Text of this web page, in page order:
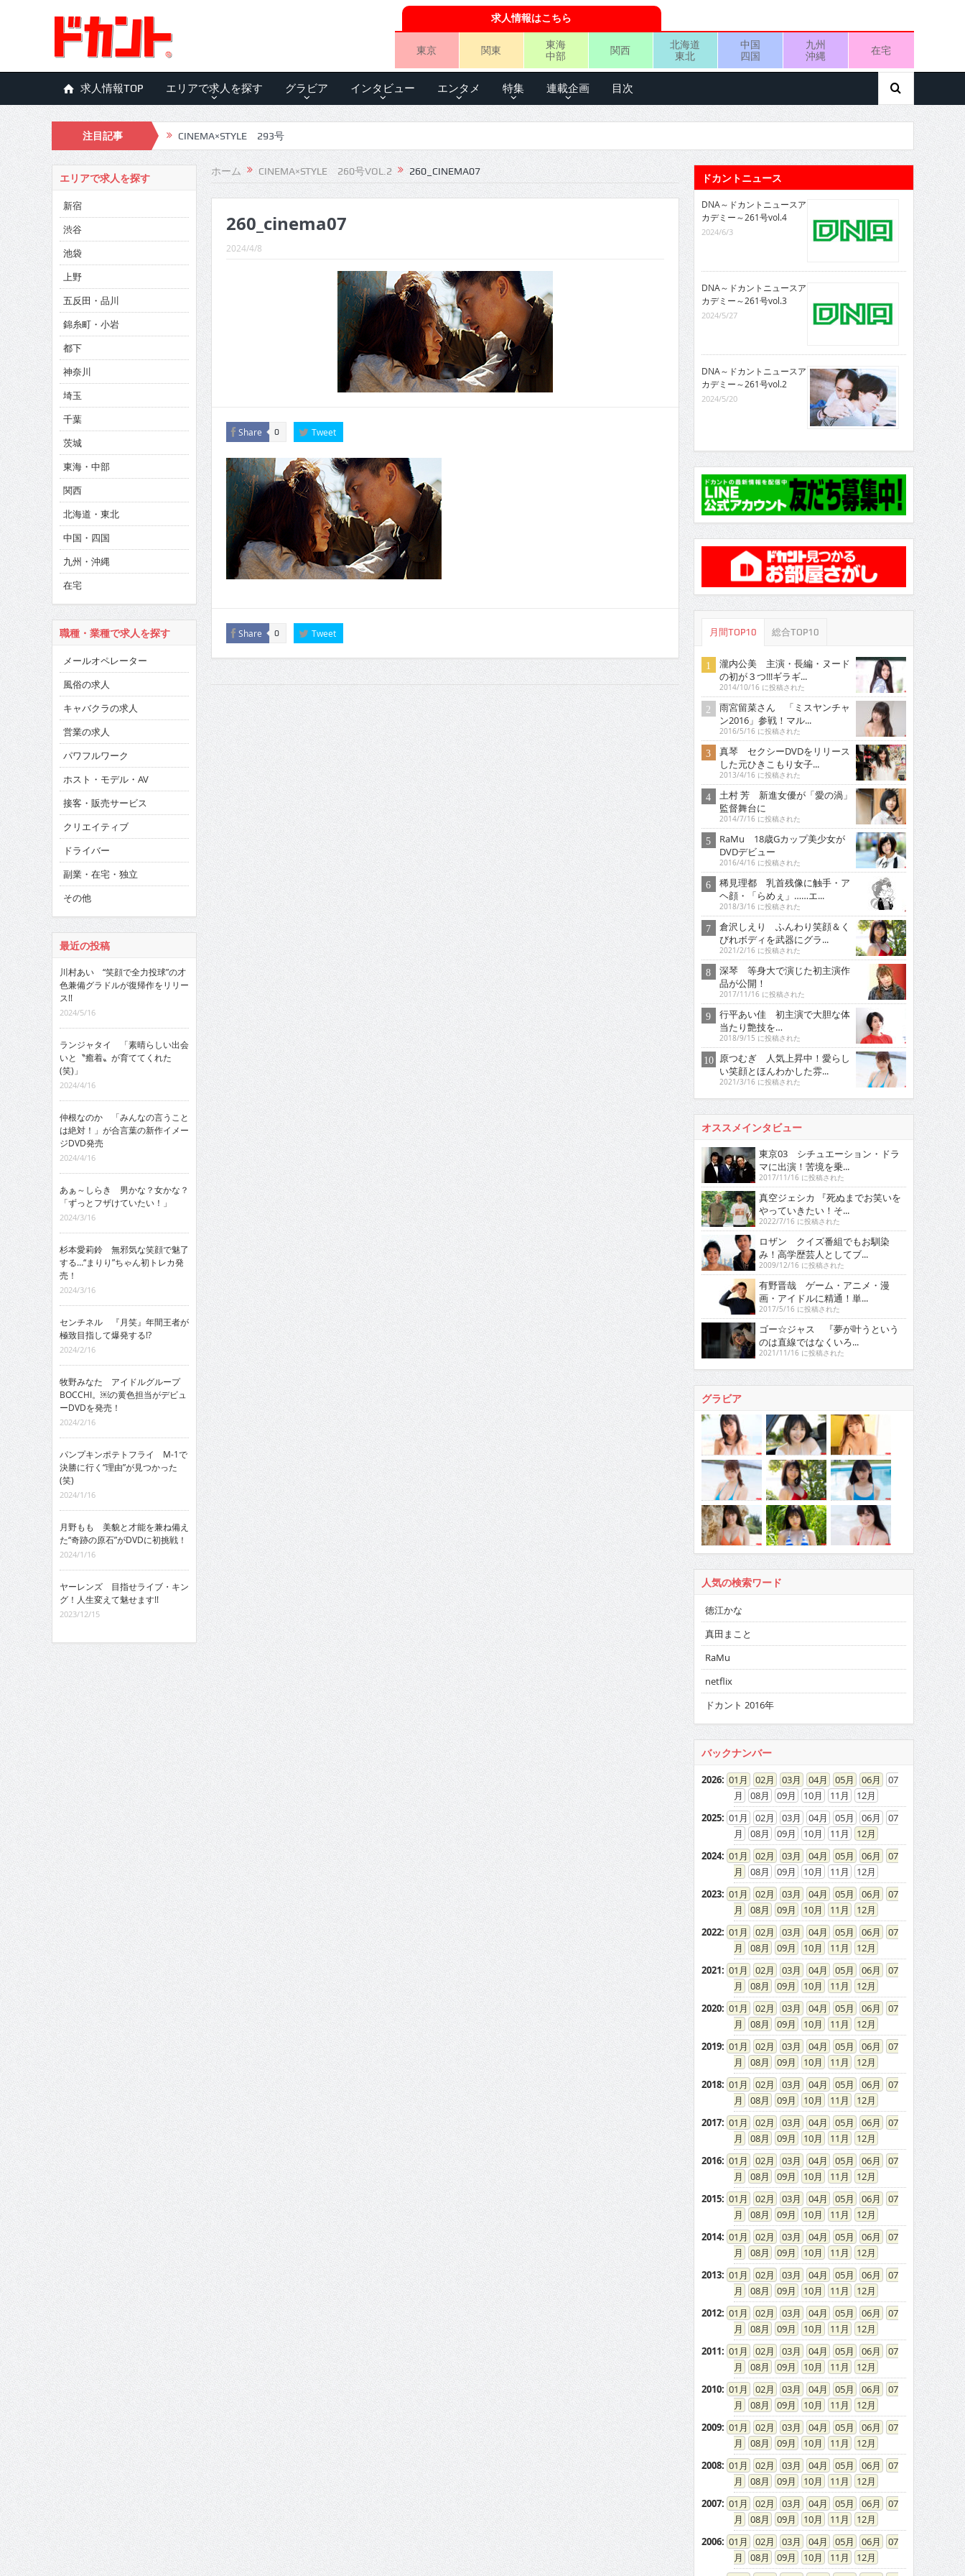
求人情報はこちら
東京 関東
東海
中部
関西
北海道
東北
中国
四国
九州
沖縄
在宅
求人情報TOP エリアで求人を探す グラビア インタビュー エンタメ 特集 連載企画 目次
注目記事 CINEMA×STYLE 293号
CINEMA×STYLE 292号
CINEMA×STYLE 291号
CINEMA×STYLE 290号
CINEMA×STYLE 289号
CINEMA×STYLE 288号
CINEMA×STYLE 286号
CINEMA×STYLE 285号
CINEMA×STYLE 294号
ホーム CINEMA×STYLE 260号VOL.2 260_CINEMA07
260_cinema07
2024/4/8
Share 0 Tweet
Share 0 Tweet
エリアで求人を探す
新宿
渋谷
池袋
上野
五反田・品川
錦糸町・小岩
都下
神奈川
埼玉
千葉
茨城
東海・中部
関西
北海道・東北
中国・四国
九州・沖縄
在宅
職種・業種で求人を探す
メールオペレーター
風俗の求人
キャバクラの求人
営業の求人
パワフルワーク
ホスト・モデル・AV
接客・販売サービス
クリエイティブ
ドライバー
副業・在宅・独立
その他
最近の投稿
川村あい “笑顔で全力投球”の才
色兼備グラドルが復帰作をリリー
ス!!
2024/5/16
ランジャタイ 「素晴らしい出会
いと〝癒着〟が育ててくれた
(笑)」
2024/4/16
仲根なのか 「みんなの言うこと
は絶対！」が合言葉の新作イメー
ジDVD発売
2024/4/16
あぁ～しらき 男かな？女かな？
「ずっとフザけていたい！」
2024/3/16
杉本愛莉鈴 無邪気な笑顔で魅了
する…“まりり”ちゃん初トレカ発
売！
2024/3/16
センチネル 『月笑』年間王者が
極致目指して爆発する!?
2024/2/16
牧野みなた アイドルグループ
BOCCHI。￼の黄色担当がデビュ
ーDVDを発売！
2024/2/16
パンプキンポテトフライ M-1で
決勝に行く“理由”が見つかった
(笑)
2024/1/16
月野もも 美貌と才能を兼ね備え
た“奇跡の原石”がDVDに初挑戦！
2024/1/16
ヤーレンズ 目指せライブ・キン
グ！人生変えて魅せます!!
2023/12/15
ドカントニュース
DNA～ドカントニュースア
カデミー～261号vol.4
2024/6/3
DNA～ドカントニュースア
カデミー～261号vol.3
2024/5/27
DNA～ドカントニュースア
カデミー～261号vol.2
2024/5/20
月間TOP10 総合TOP10
瀧内公美 主演・長編・ヌード
の初が３つ!!!ギラギ...
2014/10/16 に投稿された
雨宮留菜さん 「ミスヤンチャ
ン2016」参戦！マル...
2016/5/16 に投稿された
真琴 セクシーDVDをリリース
した元ひきこもり女子...
2013/4/16 に投稿された
土村 芳 新進女優が「愛の渦」
監督舞台に
2014/7/16 に投稿された
RaMu 18歳Gカップ美少女が
DVDデビュー
2016/4/16 に投稿された
稀見理都 乳首残像に触手・ア
ヘ顔・「らめぇ」……エ...
2018/3/16 に投稿された
倉沢しえり ふんわり笑顔＆く
びれボディを武器にグラ...
2021/2/16 に投稿された
深琴 等身大で演じた初主演作
品が公開！
2017/11/16 に投稿された
行平あい佳 初主演で大胆な体
当たり艶技を…
2018/9/15 に投稿された
原つむぎ 人気上昇中！愛らし
い笑顔とほんわかした雰...
2021/3/16 に投稿された
オススメインタビュー
東京03 シチュエーション・ドラ
マに出演！苦境を乗...
2017/11/16 に投稿された
真空ジェシカ 『死ぬまでお笑いを
やっていきたい！そ...
2022/7/16 に投稿された
ロザン クイズ番組でもお馴染
み！高学歴芸人としてブ...
2009/12/16 に投稿された
有野晋哉 ゲーム・アニメ・漫
画・アイドルに精通！単...
2017/5/16 に投稿された
ゴー☆ジャス 『夢が叶うという
のは直線ではなくいろ...
2021/11/16 に投稿された
グラビア
人気の検索ワード
徳江かな
真田まこと
RaMu
netflix
ドカント 2016年
バックナンバー
2026: 01 02 03 04 05 06
07
08
09 10 11
12
2025: 01 02 03 04 05 06
07
08
09 10 11
12
2024: 01 02 03 04 05 06
07
08
09 10 11
12
2023: 01 02 03 04 05 06
07
08
09 10 11
12
2022: 01 02 03 04 05 06
07
08
09 10 11
12
2021: 01 02 03 04 05 06
07
08
09 10 11
12
2020: 01 02 03 04 05 06
07
08
09 10 11
12
2019: 01 02 03 04 05 06
07
08
09 10 11
12
2018: 01 02 03 04 05 06
07
08
09 10 11
12
2017: 01 02 03 04 05 06
07
08
09 10 11
12
2016: 01 02 03 04 05 06
07
08
09 10 11
12
2015: 01 02 03 04 05 06
07
08
09 10 11
12
2014: 01 02 03 04 05 06
07
08
09 10 11
12
2013: 01 02 03 04 05 06
07
08
09 10 11
12
2012: 01 02 03 04 05 06
07
08
09 10 11
12
2011: 01 02 03 04 05 06
07
08
09 10 11
12
2010: 01 02 03 04 05 06
07
08
09 10 11
12
2009: 01 02 03 04 05 06
07
08
09 10 11
12
2008: 01 02 03 04 05 06
07
08
09 10 11
12
2007: 01 02 03 04 05 06
07
08
09 10 11
12
2006: 01 02 03 04 05 06
07
08
09 10 11
12